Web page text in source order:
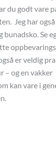
du godt vare
Jeg har
Se
er veldig
– og en vakker
kan vare i